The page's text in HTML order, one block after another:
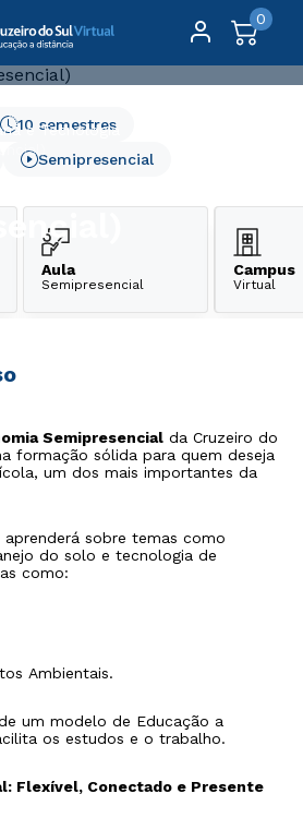
0
e Tecnologia
10 semestres
Semipresencial
Aula
Semipresencial
Campus
Virtual
Semipresencial da Cruzeiro do
formação sólida para quem deseja
um dos mais importantes da
sobre temas como
do solo e tecnologia de
como:
Ambientais.
um modelo de Educação a
os estudos e o trabalho.
Flexível, Conectado e Presente